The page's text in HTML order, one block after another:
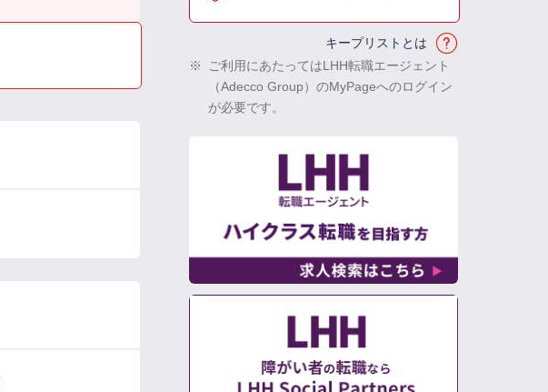
キープリストとは
※
ご利用にあたってはLHH転職エージェント
（Adecco Group）のMyPageへのログイン
が必要です。